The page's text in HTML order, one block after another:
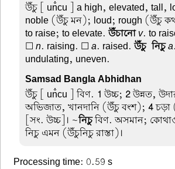
উঁচু [ un̐cu ] a high, elevated, tall,
noble (উঁচু মন); loud; rough (উঁচু
to raise; to elevate.উঁচানো v. to
☐n. raising. ☐a. raised.উঁচু-নিচুa
undulating, uneven.
Samsad Bangla Abhidhan
উঁচু [ un̐cu ] বিণ. 1 উচ্চ; 2উন্নত,
অভিজাত, খানদানি (উঁচু বংশ);4চড়া
[সং. উচ্চ]। ~নিচুবিণ. অসমান;
নিচু এমন (উঁচুনিচু রাস্তা)।
Processing time: 0.59 s